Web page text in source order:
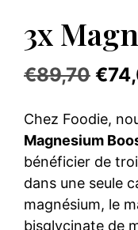
3x
€89,70 Le
était
€
Chez Foodie,
Magnesium
bénéficier de
dans une seule
magnésium, le
bisglycinate de